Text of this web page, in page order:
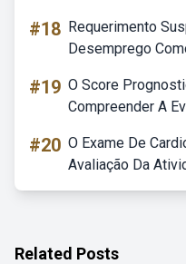
#18 Requerimento
Desemprego
#19 O Score
Compreender A
#20 O Exame De
Avaliação Da
Related Posts